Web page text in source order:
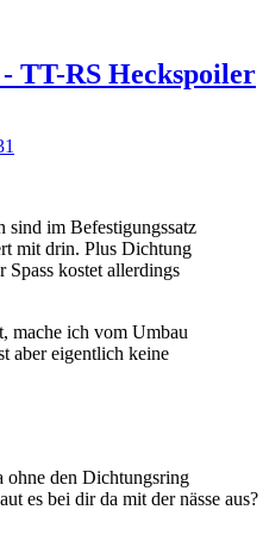
TT-RS Heckspoiler
sind im Befestigungssatz
mit drin. Plus Dichtung
Spass kostet allerdings
mache ich vom Umbau
aber eigentlich keine
ohne den Dichtungsring
es bei dir da mit der nässe aus?